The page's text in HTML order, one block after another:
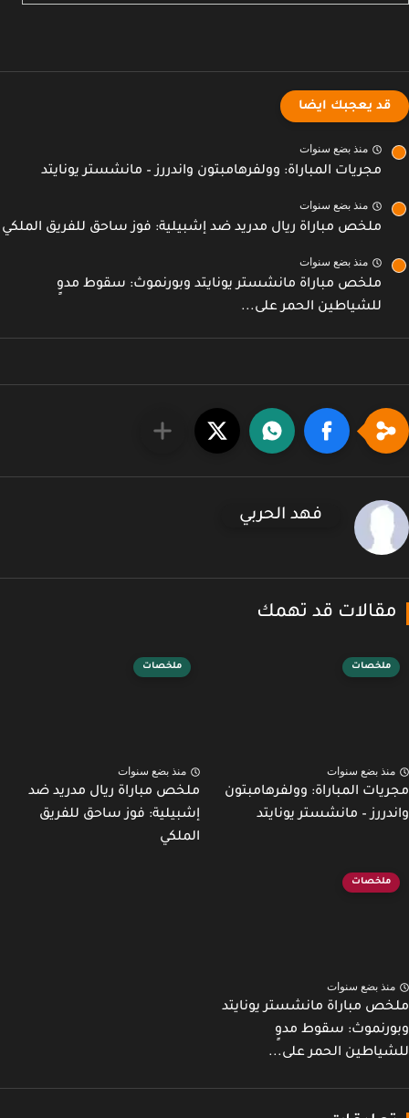
ايضا
سنوات
وولفرهامبتون واندررز – مانشستر يونايتد
سنوات
ريال مدريد ضد إشبيلية: فوز ساحق للفريق الملكي
سنوات
مانشستر يونايتد وبورنموث: سقوط مدوٍ
الحمر على...
فهد الحربي
قد تهمك
وولفرهامبتون
يونايتد
منذ بضع سنوات
ملخص مباراة ريال مدريد ضد
إشبيلية: فوز ساحق للفريق
مانشستر يونايتد
سقوط مدوٍ
على...